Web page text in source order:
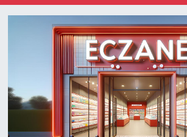
İzmir Namaz Vakitleri
İzmir Trafik Yoğunluk Haritası
Süper Lig Puan Durumu ve
Tüm Manşetler